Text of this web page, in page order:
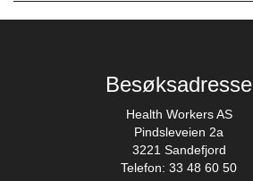
Besøksadresse
Health Workers AS
Pindsleveien 2a
3221 Sandefjord
Telefon: 33 48 60 50